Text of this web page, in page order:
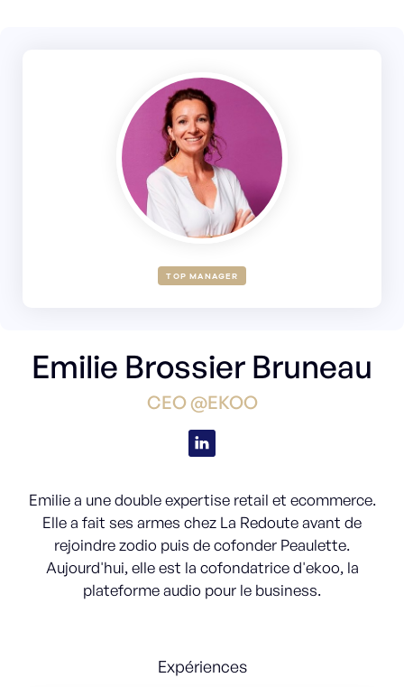
TOP MANAGER
Emilie Brossier Bruneau
CEO @EKOO
Emilie a une double expertise retail et ecommerce.
Elle a fait ses armes chez La Redoute avant de
rejoindre zodio puis de cofonder Peaulette.
Aujourd'hui, elle est la cofondatrice d'ekoo, la
plateforme audio pour le business.
Expériences